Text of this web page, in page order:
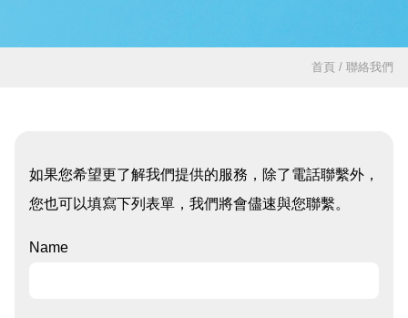
首頁 / 聯絡我們
如果您希望更了解我們提供的服務，除了電話聯繫外，
您也可以填寫下列表單，我們將會儘速與您聯繫。
Name